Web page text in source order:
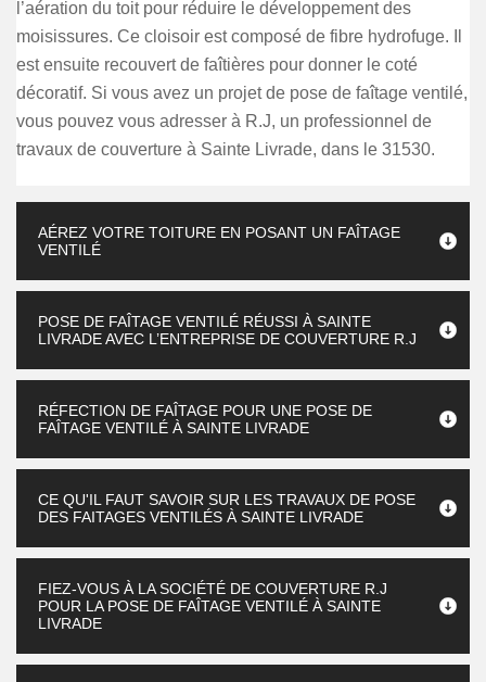
l’aération du toit pour réduire le développement des
moisissures. Ce cloisoir est composé de fibre hydrofuge. Il
est ensuite recouvert de faîtières pour donner le coté
décoratif. Si vous avez un projet de pose de faîtage ventilé,
vous pouvez vous adresser à R.J, un professionnel de
travaux de couverture à Sainte Livrade, dans le 31530.
AÉREZ VOTRE TOITURE EN POSANT UN FAÎTAGE
VENTILÉ
POSE DE FAÎTAGE VENTILÉ RÉUSSI À SAINTE
LIVRADE AVEC L’ENTREPRISE DE COUVERTURE R.J
RÉFECTION DE FAÎTAGE POUR UNE POSE DE
FAÎTAGE VENTILÉ À SAINTE LIVRADE
CE QU'IL FAUT SAVOIR SUR LES TRAVAUX DE POSE
DES FAITAGES VENTILÉS À SAINTE LIVRADE
FIEZ-VOUS À LA SOCIÉTÉ DE COUVERTURE R.J
POUR LA POSE DE FAÎTAGE VENTILÉ À SAINTE
LIVRADE